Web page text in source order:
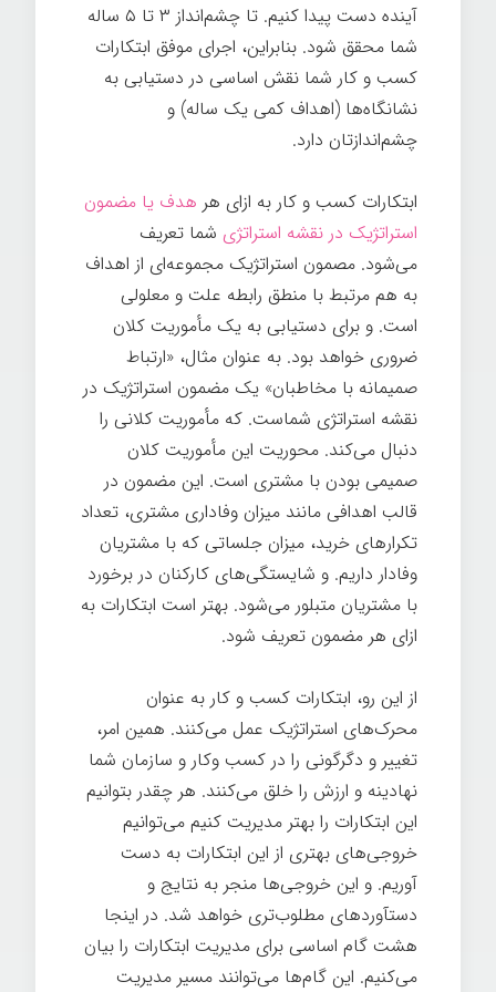
آینده دست پیدا کنیم. تا چشم‌انداز ۳ تا ۵ ساله
شما محقق شود. بنابراین، اجرای موفق ابتکارات
کسب و کار شما نقش اساسی در دستیابی به
نشانگاه‌ها (اهداف کمی یک ساله) و
چشم‌اندازتان دارد.
ابتکارات کسب و کار به ازای هر هدف یا مضمون
استراتژیک در نقشه استراتژی شما تعریف
می‌شود. مصمون استراتژیک مجموعه‌ای از اهداف
به هم مرتبط با منطق رابطه علت و معلولی
است. و برای دستیابی به یک مأموریت کلان
ضروری خواهد بود. به عنوان مثال، «ارتباط
صمیمانه با مخاطبان» یک مضمون استراتژیک در
نقشه استراتژی شماست. که مأموریت کلانی را
دنبال می‌کند. محوریت این مأموریت کلان
صمیمی بودن با مشتری است. این مضمون در
قالب اهدافی مانند میزان وفاداری مشتری، تعداد
تکرارهای خرید، میزان جلساتی که با مشتریان
وفادار داریم. و شایستگی‌های کارکنان در برخورد
با مشتریان متبلور می‌شود. بهتر است ابتکارات به
ازای هر مضمون تعریف شود.
از این رو، ابتکارات کسب و کار به عنوان
محرک‌های استراتژیک عمل می‌کنند. همین امر،
تغییر و دگرگونی را در کسب وکار و سازمان شما
نهادینه و ارزش را خلق می‌کنند. هر چقدر بتوانیم
این ابتکارات را بهتر مدیریت کنیم می‌توانیم
خروجی‌های بهتری از این ابتکارات به دست
آوریم. و این خروجی‌ها منجر به نتایج و
دستآوردهای مطلوب‌تری خواهد شد. در اینجا
هشت گام اساسی برای مدیریت ابتکارات را بیان
می‌کنیم. این گام‌ها می‌توانند مسیر مدیریت